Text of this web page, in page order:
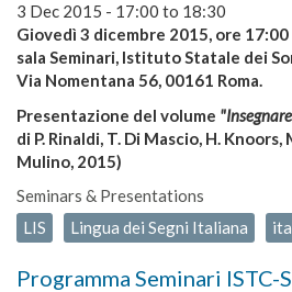
3 Dec 2015 - 17:00 to 18:30
Giovedì 3 dicembre 2015, ore 17:00
sala Seminari, Istituto Statale dei
Via Nomentana 56, 00161 Roma.
Presentazione del volume
di P. Rinaldi, T. Di Mascio, H. Knoors,
Mulino, 2015)
Seminars & Presentations
LIS
Lingua dei Segni Italiana
Programma Seminari ISTC-